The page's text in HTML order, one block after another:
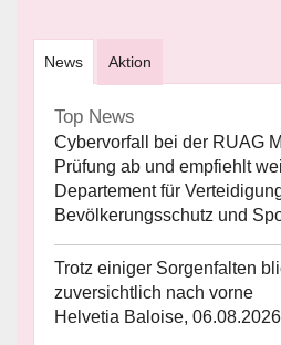
News Aktion
Top News
Cybervorfall bei der RUAG
Prüfung ab und empfiehlt
Departement für
Bevölkerungsschutz und
Trotz einiger Sorgenfalten
zuversichtlich nach vorne
Helvetia Baloise, 06.08.2026